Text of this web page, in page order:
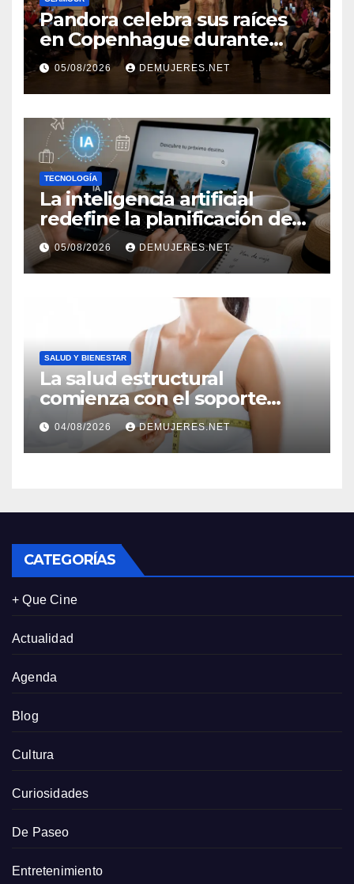
Pandora celebra sus raíces
en Copenhague durante
Copenhagen Fashion Week a
través de alianzas creativas
05/08/2026 DEMUJERES.NET
TECNOLOGÍA
La inteligencia artificial
redefine la planificación de
viajes: Los huéspedes
centran sus decisiones y
expectativas enfocándose en
experiencias auténticas y
personalizadas
05/08/2026 DEMUJERES.NET
SALUD Y BIENESTAR
La salud estructural
comienza con el soporte
correcto: Caprice revela el
impacto de la lencería en la
salud física de las mujeres
04/08/2026 DEMUJERES.NET
CATEGORÍAS
+ Que Cine
Actualidad
Agenda
Blog
Cultura
Curiosidades
De Paseo
Entretenimiento